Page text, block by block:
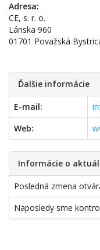
Adresa:
CE, s. r. o.
Lánska 960
01701 Považská
Ďalšie informácie
E-mail:
Web:
Informácie o
Posledná zmena
Naposledy sme